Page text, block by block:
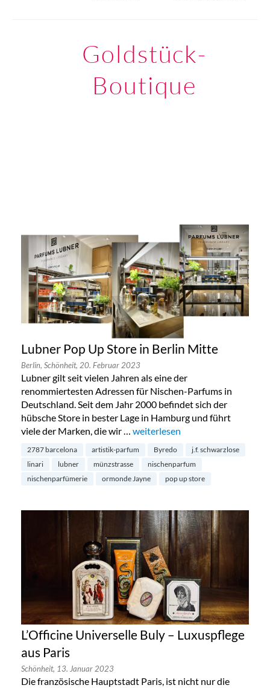
Goldstück-
Boutique
Lubner Pop Up Store in Berlin Mitte
Berlin, Schönheit, 20. Februar 2023
Lubner gilt seit vielen Jahren als eine der
renommiertesten Adressen für Nischen-Parfums in
Deutschland. Seit dem Jahr 2000 befindet sich der
hübsche Store in bester Lage in Hamburg und führt
viele der Marken, die wir … „Lubner Pop Up Store in Berlin
weiterlesen
2787 barcelona artistik-parfum Byredo
j.f. schwarzlose
linari
lubner münzstrasse
nischenparfum
nischenparfümerie
ormonde Jayne pop up store
L’Officine Universelle Buly – Luxuspflege
aus Paris
Schönheit, 13. Januar 2023
Die französische Hauptstadt Paris, ist nicht nur die